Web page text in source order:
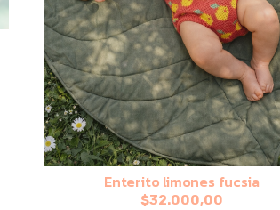
Enterito limones fucsia
$32.000,00